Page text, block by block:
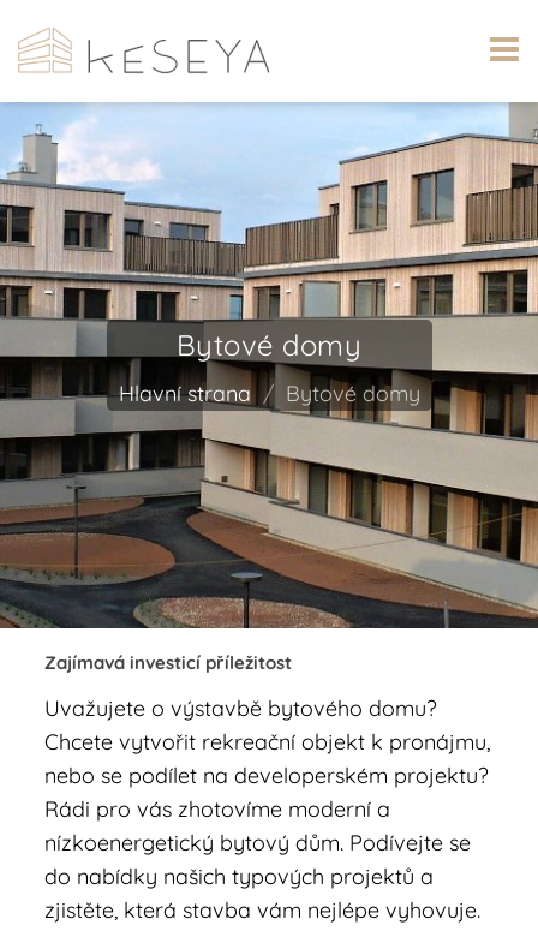
Bytové domy
Hlavní strana Bytové domy
Zajímavá investicí příležitost
Uvažujete o výstavbě bytového domu?
Chcete vytvořit rekreační objekt k pronájmu,
nebo se podílet na developerském projektu?
Rádi pro vás zhotovíme moderní a
nízkoenergetický bytový dům. Podívejte se
do nabídky našich typových projektů a
zjistěte, která stavba vám nejlépe vyhovuje.